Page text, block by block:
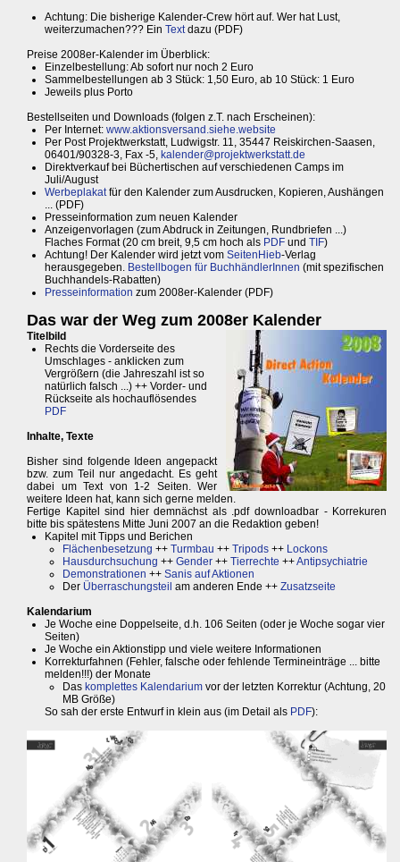
Achtung: Die bisherige Kalender-Crew hört auf. Wer hat Lust,
weiterzumachen??? Ein Textdazu (PDF)
Preise 2008er-Kalender im Überblick:
Einzelbestellung: Ab sofort nur noch 2 Euro
Sammelbestellungen ab 3 Stück: 1,50 Euro, ab 10 Stück: 1 Euro
Jeweils plus Porto
Bestellseiten und Downloads (folgen z.T. nach Erscheinen):
Per Internet: www.aktionsversand.siehe.website
Per Post Projektwerkstatt, Ludwigstr. 11, 35447 Reiskirchen-Saasen,
06401/90328-3, Fax -5, kalender@projektwerkstatt.de
Direktverkauf bei Büchertischen auf verschiedenen Camps im
Juli/August
Werbeplakatfür den Kalender zum Ausdrucken, Kopieren, Aushängen
... (PDF)
Presseinformation zum neuen Kalender
Anzeigenvorlagen (zum Abdruck in Zeitungen, Rundbriefen ...)
Flaches Format (20 cm breit, 9,5 cm hoch als PDF und TIF)
Achtung! Der Kalender wird jetzt vom SeitenHieb-Verlag
herausgegeben. Bestellbogen für BuchhändlerInnen (mit spezifischen
Buchhandels-Rabatten)
Presseinformation zum 2008er-Kalender (PDF)
Das war der Weg zum 2008er Kalender
Titelbild
Rechts die Vorderseite des
Umschlages - anklicken zum
Vergrößern (die Jahreszahl ist so
natürlich falsch ...) ++ Vorder- und
Rückseite als hochauflösendes
PDF
Inhalte, Texte
Bisher sind folgende Ideen angepackt
bzw. zum Teil nur angedacht. Es geht
dabei um Text von 1-2 Seiten. Wer
weitere Ideen hat, kann sich gerne melden.
Fertige Kapitel sind hier demnächst als .pdf downloadbar - Korrekuren
bitte bis spätestens Mitte Juni 2007 an die Redaktion geben!
Kapitel mit Tipps und Berichen
Flächenbesetzung ++ Turmbau ++ Tripods ++ Lockons
Hausdurchsuchung ++ Gender ++ Tierrechte ++Antipsychiatrie
Demonstrationen ++ Sanis auf Aktionen
Der Überraschungsteil am anderen Ende ++ Zusatzseite
Kalendarium
Je Woche eine Doppelseite, d.h. 106 Seiten (oder je Woche sogar vier
Seiten)
Je Woche ein Aktionstipp und viele weitere Informationen
Korrekturfahnen (Fehler, falsche oder fehlende Termineinträge ... bitte
melden!!!) der Monate
Das komplettes Kalendarium vor der letzten Korrektur (Achtung, 20
MB Größe)
So sah der erste Entwurf in klein aus (im Detail als PDF):